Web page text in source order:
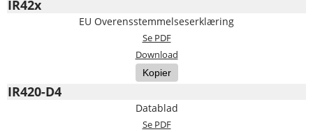
IR42x
EU Overensstemmelseserklæring
Se PDF
Download
Kopier
IR420-D4
Datablad
Se PDF